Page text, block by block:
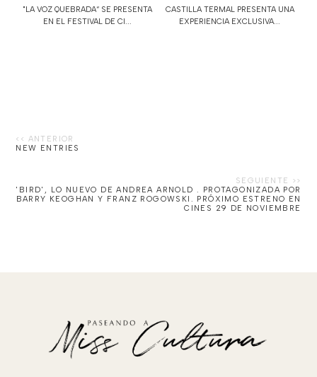
"LA VOZ QUEBRADA“ SE PRESENTA
EN EL FESTIVAL DE CI...
CASTILLA TERMAL PRESENTA UNA
EXPERIENCIA EXCLUSIVA...
NEW ENTRIES
'BIRD', LO NUEVO DE ANDREA ARNOLD . PROTAGONIZADA POR
BARRY KEOGHAN Y FRANZ ROGOWSKI. PRÓXIMO ESTRENO EN
CINES 29 DE NOVIEMBRE